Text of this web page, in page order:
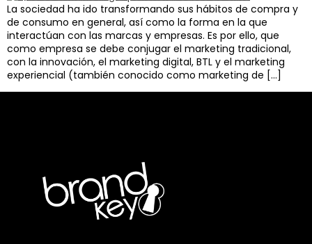
La sociedad ha ido transformando sus hábitos de compra y
de consumo en general, así como la forma en la que
interactúan con las marcas y empresas. Es por ello, que
como empresa se debe conjugar el marketing tradicional,
con la innovación, el marketing digital, BTL y el marketing
experiencial (también conocido como marketing de […]